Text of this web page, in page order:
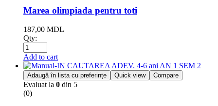
Marea olimpiada pentru toti
187,00 MDL
Qty:
Add to cart
Adaugă în lista cu preferințe Quick view Compare
Evaluat la 0 din 5
(0)